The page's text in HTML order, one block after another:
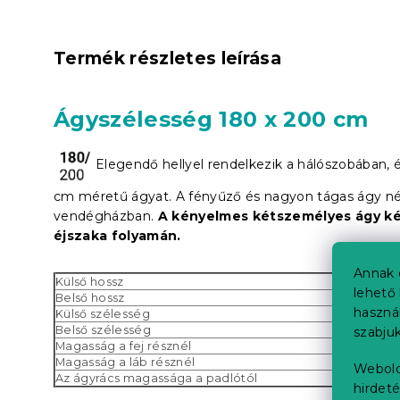
Annak
lehető
Termék részletes leírása
Ágyszélesség 180 x 200 cm
Elegendő hellyel rendelkezik a hálószobában,
cm méretű ágyat. A fényűző és nagyon tágas ágy
vendégházban. A kényelmes kétszemélyes ágy
éjszaka folyamán.
Külső hossz
Belső hossz
Külső szélesség
Belső szélesség
Magasság a fej résznél
Magasság a láb résznél
Az ágyrács magassága a padlótól